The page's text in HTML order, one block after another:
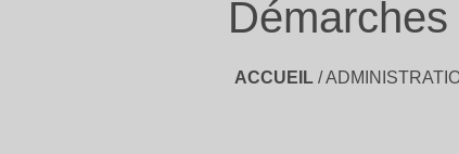
ACCUEIL/